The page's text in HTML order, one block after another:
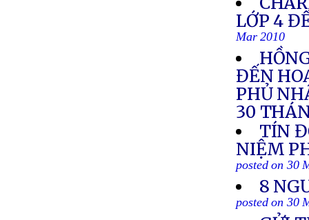
LỚP 4
Mar 2010
ĐẾN
PHỦ
30
TÍN
NIỆM
posted on 30
8
posted on 30